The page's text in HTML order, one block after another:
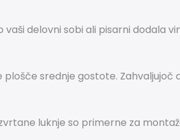
delovni sobi ali pisarni dodala
plošče srednje gostote. Zahvaljujoč
luknje so primerne za